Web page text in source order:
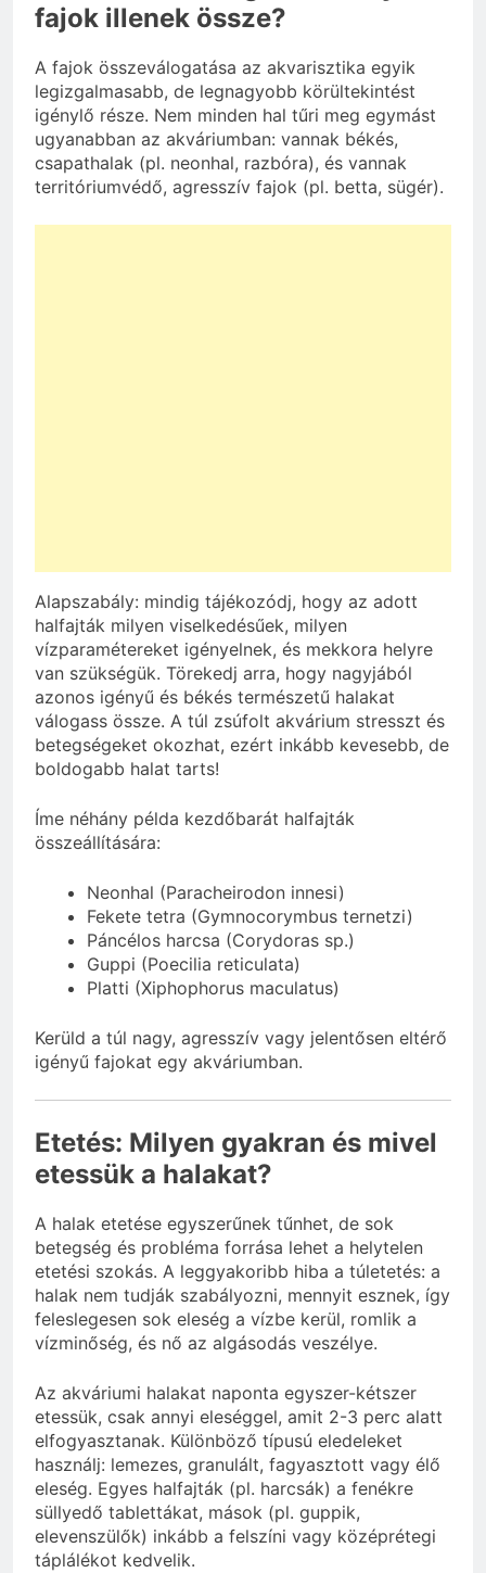
fajok illenek össze?
A fajok összeválogatása az akvarisztika egyik
legizgalmasabb, de legnagyobb körültekintést
igénylő része. Nem minden hal tűri meg egymást
ugyanabban az akváriumban: vannak békés,
csapathalak (pl. neonhal, razbóra), és vannak
territóriumvédő, agresszív fajok (pl. betta, sügér).
Alapszabály: mindig tájékozódj, hogy az adott
halfajták milyen viselkedésűek, milyen
vízparamétereket igényelnek, és mekkora helyre
van szükségük. Törekedj arra, hogy nagyjából
azonos igényű és békés természetű halakat
válogass össze. A túl zsúfolt akvárium stresszt és
betegségeket okozhat, ezért inkább kevesebb, de
boldogabb halat tarts!
Íme néhány példa kezdőbarát halfajták
összeállítására:
Neonhal (Paracheirodon innesi)
Fekete tetra (Gymnocorymbus ternetzi)
Páncélos harcsa (Corydoras sp.)
Guppi (Poecilia reticulata)
Platti (Xiphophorus maculatus)
Kerüld a túl nagy, agresszív vagy jelentősen eltérő
igényű fajokat egy akváriumban.
Etetés: Milyen gyakran és mivel
etessük a halakat?
A halak etetése egyszerűnek tűnhet, de sok
betegség és probléma forrása lehet a helytelen
etetési szokás. A leggyakoribb hiba a túletetés: a
halak nem tudják szabályozni, mennyit esznek, így
feleslegesen sok eleség a vízbe kerül, romlik a
vízminőség, és nő az algásodás veszélye.
Az akváriumi halakat naponta egyszer-kétszer
etessük, csak annyi eleséggel, amit 2-3 perc alatt
elfogyasztanak. Különböző típusú eledeleket
használj: lemezes, granulált, fagyasztott vagy élő
eleség. Egyes halfajták (pl. harcsák) a fenékre
süllyedő tablettákat, mások (pl. guppik,
elevenszülők) inkább a felszíni vagy középrétegi
táplálékot kedvelik.